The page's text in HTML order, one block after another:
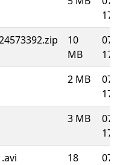
10
MB
2 MB
3 MB
18